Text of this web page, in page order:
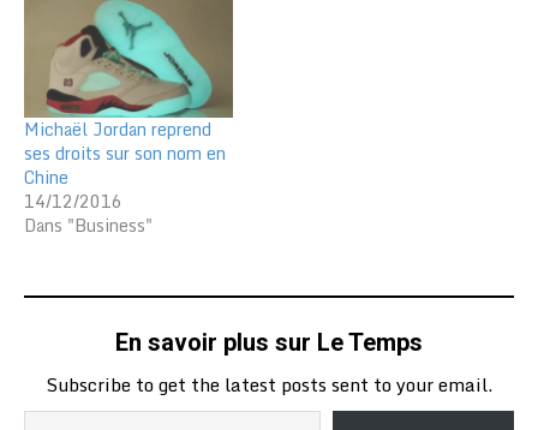
Togolaise de Basketball.
Ce programme de
Solidarité Olympique, qui
va durer dix jours, a été
parrainé par le Comité
National Olympique…
Michaël Jordan reprend
ses droits sur son nom en
Chine
14/12/2016
Dans "Business"
En savoir plus sur Le Temps
Subscribe to get the latest posts sent to your email.